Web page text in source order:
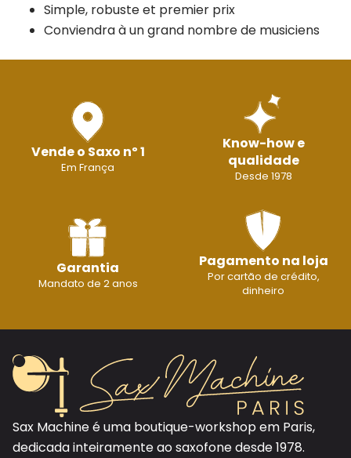
Simple, robuste et premier prix
Conviendra à un grand nombre de musiciens
Vende o Saxo nº 1
Em França
Know-how e
qualidade
Desde 1978
Garantia
Mandato de 2 anos
Pagamento na loja
Por cartão de crédito,
dinheiro
Sax Machine é uma boutique-workshop em Paris,
dedicada inteiramente ao saxofone desde 1978.